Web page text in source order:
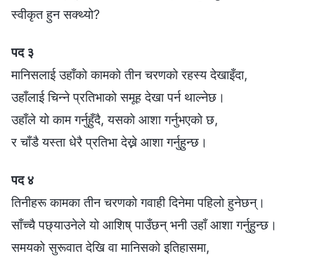
स्वीकृत हुन सक्थ्यो?
पद ३
मानिसलाई उहाँको कामको तीन चरणको रहस्य देखाइँदा,
उहाँलाई चिन्ने प्रतिभाको समूह देखा पर्न थाल्नेछ।
उहाँले यो काम गर्नुहुँदै, यसको आशा गर्नुभएको छ,
र चाँडै यस्ता धेरै प्रतिभा देख्ने आशा गर्नुहुन्छ।
पद ४
तिनीहरू कामका तीन चरणको गवाही दिनेमा पहिलो हुनेछन्।
साँच्चै पछ्याउनेले यो आशिष् पाउँछन् भनी उहाँ आशा गर्नुहुन्छ।
समयको सुरूवात देखि वा मानिसको इतिहासमा,